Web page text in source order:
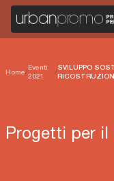
Home/
Eventi
2021
/
SVILUPPO
Progetti per il